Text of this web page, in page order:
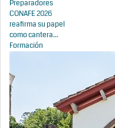
Preparadores
CONAFE 2026
reafirma su papel
como cantera...
Formación